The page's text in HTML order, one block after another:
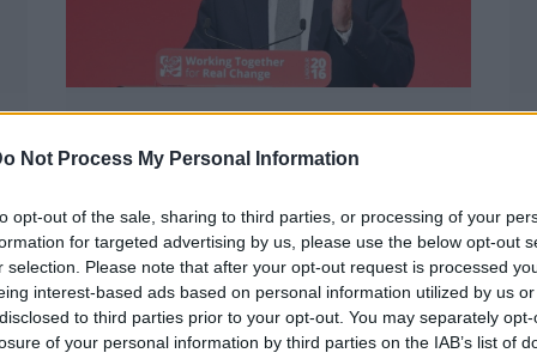
Not Process My Personal Information
opt-out of the sale, sharing to third parties, or processing of your
for targeted advertising by us, please use the below opt-out
selection. Please note that after your opt-out request is processed
interest-based ads based on personal information utilized by us
to third parties prior to your opt-out. You may separately
of your personal information by third parties on the IAB’s list of
baloldal. Lemond Keir
Starmer?
BY:NEMETHVIKTOR20022025. OKT 02.
A Munkáspárt éves konferenciáján a
médiafigyelem egyetlen ember körül
összpontosult: Andy Burnham, Greater
Manchester munkáspárti polgármestere. Az